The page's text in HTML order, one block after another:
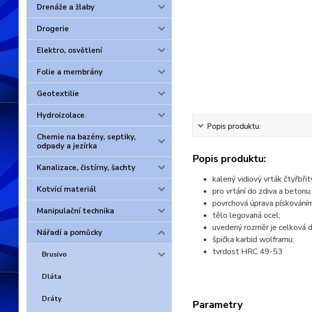
Drenáže a žlaby
Drogerie
Elektro, osvětlení
Folie a membrány
Geotextilie
Hydroizolace
Chemie na bazény, septiky,
odpady a jezírka
Kanalizace, čistírny, šachty
Kotvící materiál
Manipulační technika
Nářadí a pomůcky
Brusivo
Dláta
Dráty
Popis produktu:
Popis produktu:
kalený vidiový vrták
pro vrtání do zdiva a betonu;
povrchová úprava
tělo legovaná ocel;
uvedený rozměr je celková
špička karbid wolframu;
tvrdost HRC 49-53
Parametry